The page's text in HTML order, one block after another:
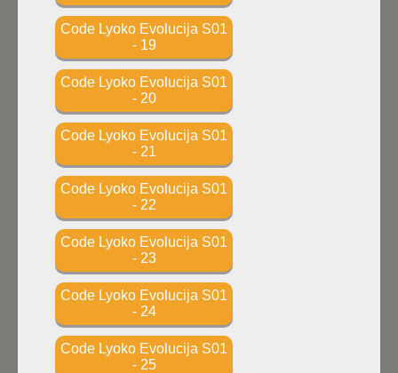
Code Lyoko Evolucija S01
- 19
Code Lyoko Evolucija S01
- 20
Code Lyoko Evolucija S01
- 21
Code Lyoko Evolucija S01
- 22
Code Lyoko Evolucija S01
- 23
Code Lyoko Evolucija S01
- 24
Code Lyoko Evolucija S01
- 25